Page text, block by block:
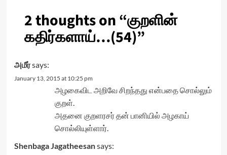
2 thoughts on “குறளின்
கதிர்களாய்…(54)”
அமீர்says:
January 13, 2015 at 10:25 pm
அழகைவிட அறிவே சிறந்தது என்பதை சொல்லும்
குறள்.
அதனை குறளரசர் தன் பானியில் அழகாய்
சொல்லியுள்ளார்.
Shenbaga Jagatheesansays: